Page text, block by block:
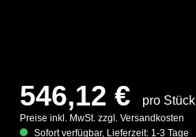
546,12 € pro Stück
Preise inkl. MwSt. zzgl. Versandkosten
Sofort verfügbar, Lieferzeit: 1-3 Tage